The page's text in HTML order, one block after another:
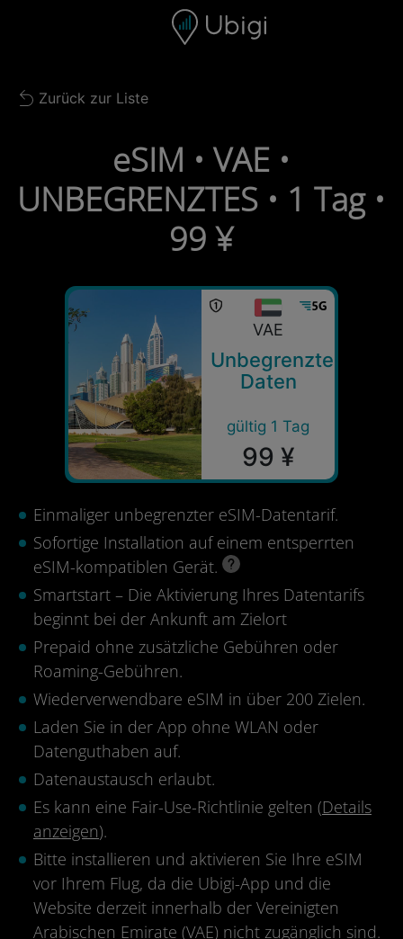
Navigationsleiste Fußzeile
Back to list
Zurück zur Liste
eSIM • VAE •
UNBEGRENZTES • 1 Tag •
99 ¥
VAE
Unbegrenzte
Daten
gültig 1 Tag
99 ¥
Einmaliger unbegrenzter eSIM-Datentarif.
Sofortige Installation auf einem entsperrten
eSIM-kompatiblen Gerät.
Smartstart – Die Aktivierung Ihres Datentarifs
beginnt bei der Ankunft am Zielort
Prepaid ohne zusätzliche Gebühren oder
Roaming-Gebühren.
Wiederverwendbare eSIM in über 200 Zielen.
Laden Sie in der App ohne WLAN oder
Datenguthaben auf.
Datenaustausch erlaubt.
Es kann eine Fair-Use-Richtlinie gelten (Details
anzeigen).
Bitte installieren und aktivieren Sie Ihre eSIM
vor Ihrem Flug, da die Ubigi-App und die
Website derzeit innerhalb der Vereinigten
Arabischen Emirate (VAE) nicht zugänglich sind.